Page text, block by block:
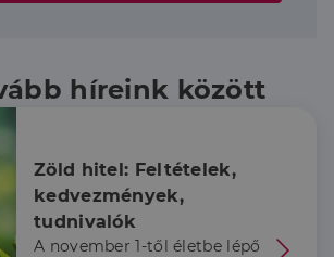
híreink között
Zöld hitel: Feltételek,
kedvezmények,
tudnivalók
A november 1-től életbe lépő